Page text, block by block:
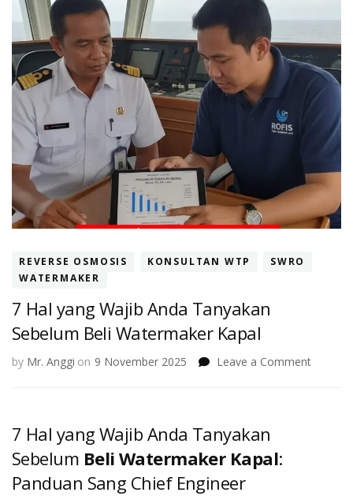
REVERSE OSMOSIS KONSULTAN WTP
SWRO
WATERMAKER
7 Hal yang Wajib Anda Tanyakan
Sebelum Beli Watermaker Kapal
by Mr. Anggi on 9 November 2025 Leave a Commenton
7 Hal yang Wajib Anda Tanyakan
Sebelum Beli Watermaker Kapal:
Panduan Sang Chief Engineer